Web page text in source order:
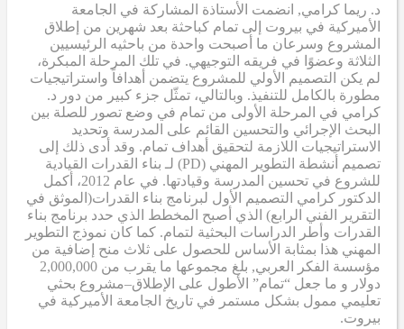
د. ريما كرامي, انضمت الأستاذة المشاركة في الجامعة
الأميركية في بيروت إلى تمام كباحثة بعد شهرين من إطلاق
المشروع وسرعان ما أصبحت واحدة من باحثيه الرئيسيين
الثلاثة وعضوًا في فريقه التوجيهي. في تلك المرحلة المبكرة،
لم يكن التصميم الأولي للمشروع يتضمن أهدافاً واستراتيجيات
مطورة بالكامل للتنفيذ. وبالتالي، تمثّل جزء كبير من دور د.
كرامي في المرحلة الأولى من تمام في وضع تصور للصلة بين
البحث الإجرائي والتحسين القائم على المدرسة وتحديد
الاستراتيجيات اللازمة لتحقيق أهداف تمام. وقد أدى ذلك إلى
تصميم أنشطة التطوير المهني (PD)
لـ بناء القدرات القيادية
للشروع في تحسين المدرسة وقيادتها. في عام 2012، أكمل
الدكتور كرامي التصميم الأول لبرنامج بناء القدرات(الموثق في
التقرير الفني الرابع) الذي أصبح المخطط الذي حدد برنامج بناء
القدرات وأطر الدراسات البحثية لتمام. كما كان نموذج التطوير
المهني هذا بمثابة الأساس للحصول على ثلاث منح إضافية من
مؤسسة الفكر العربي,
بلغ مجموعها ما يقرب من 2,000,000
دولار و ما جعل “تمام” الأطول على الإطلاق–مشروع بحثي
تعليمي ممول بشكل مستمر في تاريخ الجامعة الأميركية في
بيروت.